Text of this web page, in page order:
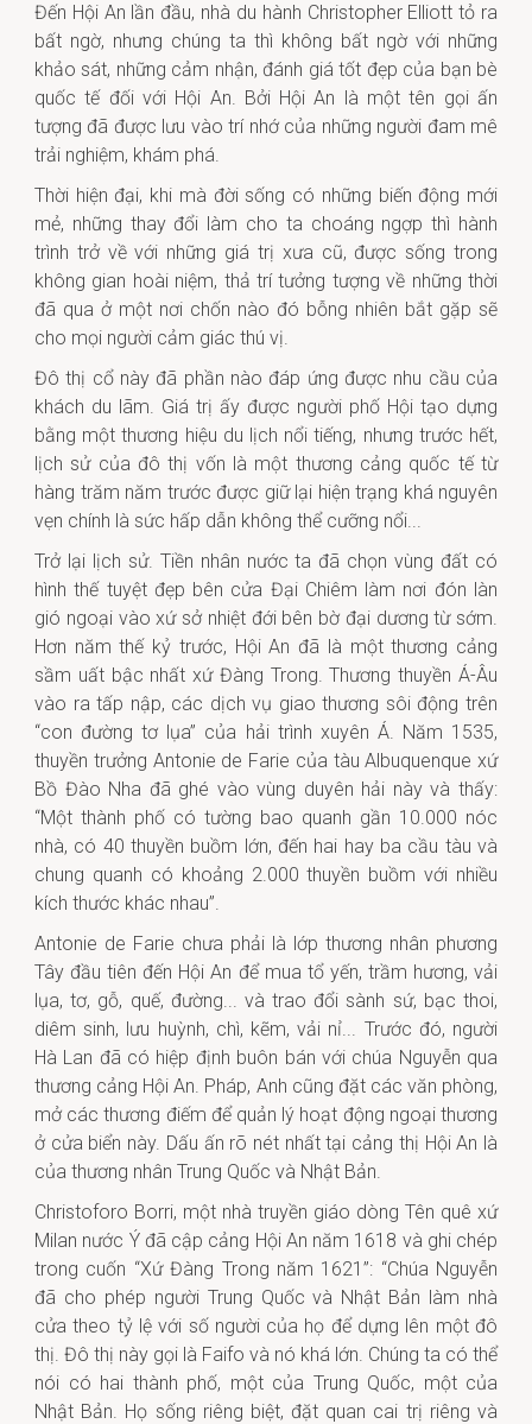
Đến Hội An lần đầu, nhà du hành Christopher Elliott tỏ ra
bất ngờ, nhưng chúng ta thì không bất ngờ với những
khảo sát, những cảm nhận, đánh giá tốt đẹp của bạn bè
quốc tế đối với Hội An. Bởi Hội An là một tên gọi ấn
tượng đã được lưu vào trí nhớ của những người đam mê
trải nghiệm, khám phá.
Thời hiện đại, khi mà đời sống có những biến động mới
mẻ, những thay đổi làm cho ta choáng ngợp thì hành
trình trở về với những giá trị xưa cũ, được sống trong
không gian hoài niệm, thả trí tưởng tượng về những thời
đã qua ở một nơi chốn nào đó bỗng nhiên bắt gặp sẽ
cho mọi người cảm giác thú vị.
Đô thị cổ này đã phần nào đáp ứng được nhu cầu của
khách du lãm. Giá trị ấy được người phố Hội tạo dựng
bằng một thương hiệu du lịch nổi tiếng, nhưng trước hết,
lịch sử của đô thị vốn là một thương cảng quốc tế từ
hàng trăm năm trước được giữ lại hiện trạng khá nguyên
vẹn chính là sức hấp dẫn không thể cưỡng nổi...
Trở lại lịch sử. Tiền nhân nước ta đã chọn vùng đất có
hình thế tuyệt đẹp bên cửa Đại Chiêm làm nơi đón làn
gió ngoại vào xứ sở nhiệt đới bên bờ đại dương từ sớm.
Hơn năm thế kỷ trước, Hội An đã là một thương cảng
sầm uất bậc nhất xứ Đàng Trong. Thương thuyền Á-Âu
vào ra tấp nập, các dịch vụ giao thương sôi động trên
“con đường tơ lụa” của hải trình xuyên Á. Năm 1535,
thuyền trưởng Antonie de Farie của tàu Albuquenque xứ
Bồ Đào Nha đã ghé vào vùng duyên hải này và thấy:
“Một thành phố có tường bao quanh gần 10.000 nóc
nhà, có 40 thuyền buồm lớn, đến hai hay ba cầu tàu và
chung quanh có khoảng 2.000 thuyền buồm với nhiều
kích thước khác nhau”.
Antonie de Farie chưa phải là lớp thương nhân phương
Tây đầu tiên đến Hội An để mua tổ yến, trầm hương, vải
lụa, tơ, gỗ, quế, đường... và trao đổi sành sứ, bạc thoi,
diêm sinh, lưu huỳnh, chì, kẽm, vải nỉ... Trước đó, người
Hà Lan đã có hiệp định buôn bán với chúa Nguyễn qua
thương cảng Hội An. Pháp, Anh cũng đặt các văn phòng,
mở các thương điếm để quản lý hoạt động ngoại thương
ở cửa biển này. Dấu ấn rõ nét nhất tại cảng thị Hội An là
của thương nhân Trung Quốc và Nhật Bản.
Christoforo Borri, một nhà truyền giáo dòng Tên quê xứ
Milan nước Ý đã cập cảng Hội An năm 1618 và ghi chép
trong cuốn “Xứ Đàng Trong năm 1621”: “Chúa Nguyễn
đã cho phép người Trung Quốc và Nhật Bản làm nhà
cửa theo tỷ lệ với số người của họ để dựng lên một đô
thị. Đô thị này gọi là Faifo và nó khá lớn. Chúng ta có thể
nói có hai thành phố, một của Trung Quốc, một của
Nhật Bản. Họ sống riêng biệt, đặt quan cai trị riêng và